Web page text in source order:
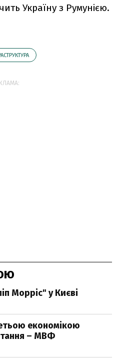
Україну з Румунією.
Морріс" у Києві
економікою
– МВФ